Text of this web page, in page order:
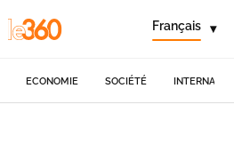
Français ▾
ECONOMIE SOCIÉTÉ